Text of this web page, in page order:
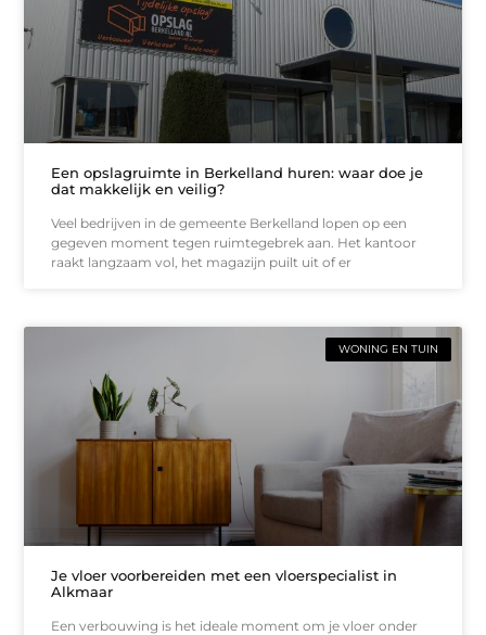
Een opslagruimte in Berkelland huren: waar doe je
dat makkelijk en veilig?
Veel bedrijven in de gemeente Berkelland lopen op een
gegeven moment tegen ruimtegebrek aan. Het kantoor
raakt langzaam vol, het magazijn puilt uit of er
WONING EN TUIN
Je vloer voorbereiden met een vloerspecialist in
Alkmaar
Een verbouwing is het ideale moment om je vloer onder